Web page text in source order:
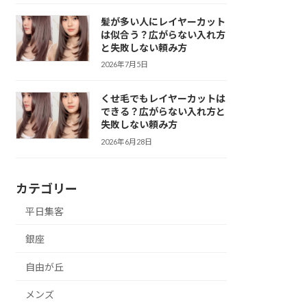
髪が多い人にレイヤーカット
は似合う？広がらない入れ方
と失敗しない頼み方
2026年7月5日
くせ毛でもレイヤーカットは
できる？広がらない入れ方と
失敗しない頼み方
2026年6月28日
カテゴリー
平日集客
銀座
自由が丘
メンズ